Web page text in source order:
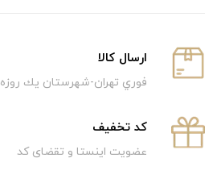
ارسال كالا
فوري تهران-شهرستان يك روزه
كد تخفيف
عضویت اینستا و تقضای کد